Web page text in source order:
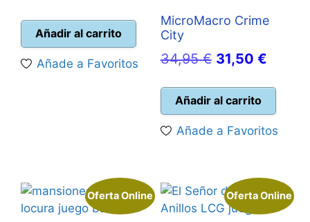
era:
44,95 €.
actual
es:
39,95 €.
Añadir al carrito
Añade a Favoritos
MicroMacro Crime
City
34,95€ El
original
era:
34,95 €.
31,50 €El
es:
31,50
Añadir al carrito
Añade a Favoritos
Oferta Online Oferta Online